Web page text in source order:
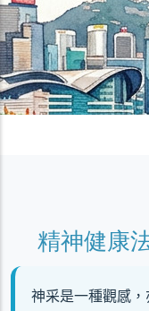
精神健康
神采是一種觀感